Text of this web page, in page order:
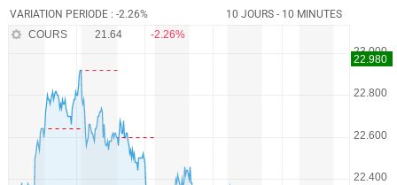
VARIATION PERIODE : -2.26% 10 JOURS - 10 MINUTES
COURS 21.64 -2.26%